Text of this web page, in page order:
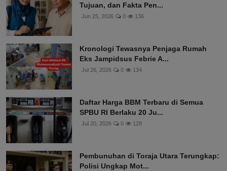
Tujuan, dan Fakta Pen...
Jun 25, 2026 0 136
Kronologi Tewasnya Penjaga Rumah
Eks Jampidsus Febrie A...
Jul 26, 2026 0 134
Daftar Harga BBM Terbaru di Semua
SPBU RI Berlaku 20 Ju...
Jul 20, 2026 0 128
Pembunuhan di Toraja Utara Terungkap:
Polisi Ungkap Mot...